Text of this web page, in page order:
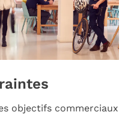
objectifs commerciaux